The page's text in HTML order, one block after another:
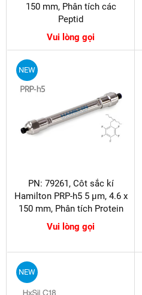
150 mm, Phân tích các
Peptid
Vui lòng gọi
NEW
PN: 79261, Côt sắc kí
Hamilton PRP-h5 5 µm, 4.6 x
150 mm, Phân tích Protein
Vui lòng gọi
NEW